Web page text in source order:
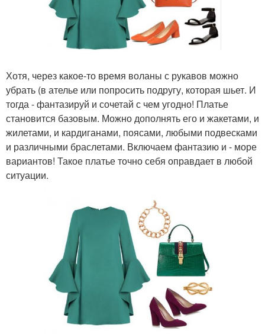
Хотя, через какое-то время воланы с рукавов можно
убрать (в ателье или попросить подругу, которая шьет. И
тогда - фантазируй и сочетай с чем угодно! Платье
становится базовым. Можно дополнять его и жакетами, и
жилетами, и кардиганами, поясами, любыми подвесками
и различными браслетами. Включаем фантазию и - море
вариантов! Такое платье точно себя оправдает в любой
ситуации.